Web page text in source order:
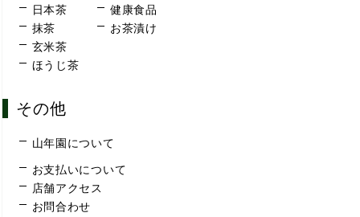
日本茶
抹茶
玄米茶
ほうじ茶
健康食品
お茶漬け
その他
山年園について
お支払いについて
店舗アクセス
お問合わせ